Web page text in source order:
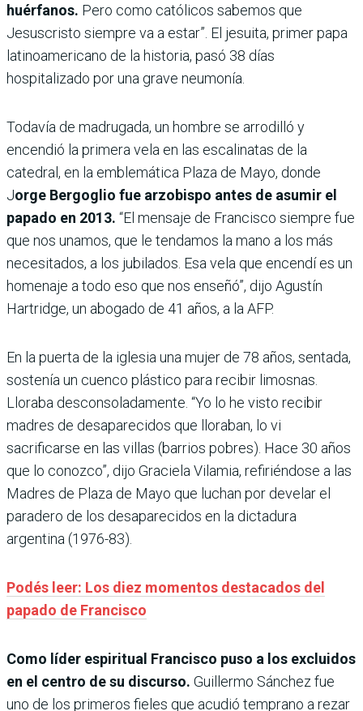
huérfanos. Pero como católicos sabemos que
Jesuscristo siempre va a estar”. El jesuita, primer papa
latinoamericano de la historia, pasó 38 días
hospitalizado por una grave neumonía.
Todavía de madrugada, un hombre se arrodilló y
encendió la primera vela en las escalinatas de la
catedral, en la emblemática Plaza de Mayo, donde
Jorge Bergoglio fue arzobispo antes de asumir el
papado en 2013. “El mensaje de Francisco siempre fue
que nos unamos, que le tendamos la mano a los más
necesitados, a los jubilados. Esa vela que encendí es un
homenaje a todo eso que nos enseñó”, dijo Agustín
Hartridge, un abogado de 41 años, a la AFP.
En la puerta de la iglesia una mujer de 78 años, sentada,
sostenía un cuenco plástico para recibir limosnas.
Lloraba desconsoladamente. “Yo lo he visto recibir
madres de desaparecidos que lloraban, lo vi
sacrificarse en las villas (barrios pobres). Hace 30 años
que lo conozco”, dijo Graciela Vilamia, refiriéndose a las
Madres de Plaza de Mayo que luchan por develar el
paradero de los desaparecidos en la dictadura
argentina (1976-83).
Podés leer: Los diez momentos destacados del
papado de Francisco
Como líder espiritual Francisco puso a los excluidos
en el centro de su discurso. Guillermo Sánchez fue
uno de los primeros fieles que acudió temprano a rezar